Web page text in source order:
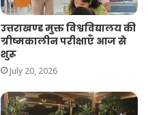
उत्तराखण्ड मुक्त विश्वविद्यालय की
ग्रीष्मकालीन परीक्षाएँ आज से
शुरू
July 20, 2026